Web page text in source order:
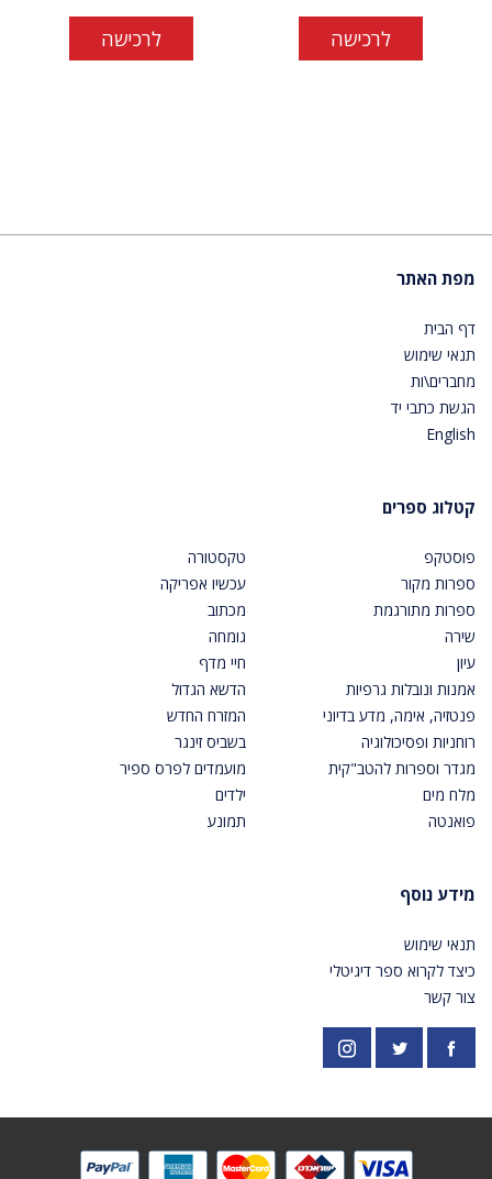
לרכישה לרכישה
מפת האתר
דף הבית
תנאי שימוש
מחברים\ות
הגשת כתבי יד
English
קטלוג ספרים
פוסטקפ
ספרות מקור
ספרות מתורגמת
שירה
עיון
אמנות ונובלות גרפיות
פנטזיה, אימה, מדע בדיוני
רוחניות ופסיכולוגיה
מגדר וספרות להטב"קית
מלח מים
פואנטה
טקסטורה
עכשיו אפריקה
מכתוב
גומחה
חיי מדף
הדשא הגדול
המזרח החדש
בשביס זינגר
מועמדים לפרס ספיר
ילדים
תמונע
מידע נוסף
תנאי שימוש
כיצד לקרוא ספר דיגיטלי
צור קשר
פייסבוק https://twitter.com/PardesPublish
אינסטגרם